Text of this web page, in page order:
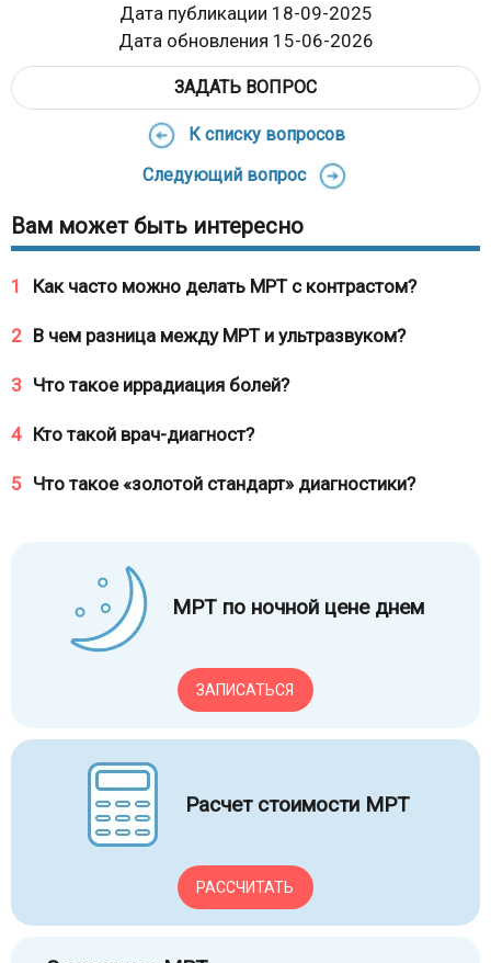
МРТ по ночной цене днем
ЗАПИСАТЬСЯ
Расчет стоимости МРТ
РАССЧИТАТЬ
Дата публикации 18-09-2025
Дата обновления 15-06-2026
ЗАДАТЬ ВОПРОС
К списку вопросов
Следующий вопрос
Вам может быть интересно
1 Как часто можно делать МРТ с контрастом?
2 В чем разница между МРТ и ультразвуком?
3 Что такое иррадиация болей?
4 Кто такой врач-диагност?
5 Что такое «золотой стандарт» диагностики?